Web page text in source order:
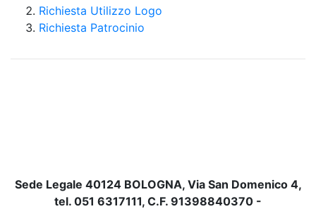
Richiesta Utilizzo Logo
Richiesta Patrocinio
Sede Legale 40124 BOLOGNA, Via San Domenico 4,
tel. 051 6317111, C.F. 91398840370 -